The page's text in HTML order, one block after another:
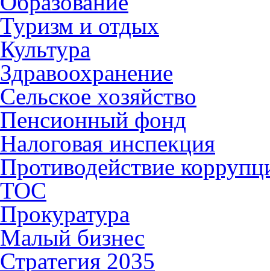
Туризм и отдых
Культура
Здравоохранение
Сельское хозяйство
Пенсионный фонд
Налоговая инспекция
Противодействие
ТОС
Прокуратура
Малый бизнес
Стратегия 2035